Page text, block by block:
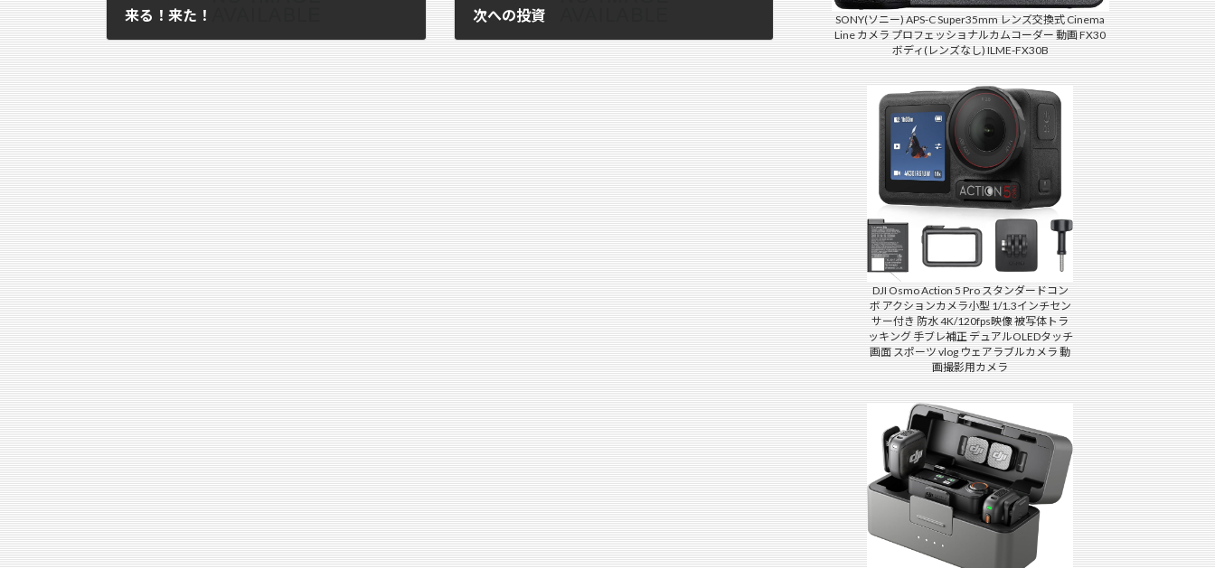
来る！来た！
2008年3月8日
次への投資
2008年3月10日
SONY(ソニー) APS-C Super35mm レンズ交換式 Cinema
Line カメラ プロフェッショナルカムコーダー 動画 FX30
ボディ(レンズなし) ILME-FX30B
DJI Osmo Action 5 Pro スタンダードコン
ボ アクションカメラ小型 1/1.3インチセン
サー付き 防水 4K/120fps映像 被写体トラ
ッキング 手ブレ補正 デュアルOLEDタッチ
画面 スポーツ vlog ウェアラブルカメラ 動
画撮影用カメラ